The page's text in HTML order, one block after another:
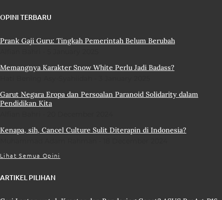
OPINI TERBARU
Prank Gaji Guru: Tingkah Pemerintah Belum Berubah
Memangnya Karakter Snow White Perlu Jadi Badass?
Garut Negara Eropa dan Persoalan Paranoid Solidarity dalam
Pendidikan Kita
Kenapa, sih, Cancel Culture Sulit Diterapin di Indonesia?
Lihat Semua Opini
ARTIKEL PILIHAN